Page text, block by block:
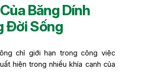
Băng Dính
Đời Sống
chỉ giới hạn trong công việc
hiện trong nhiều khía cạnh của